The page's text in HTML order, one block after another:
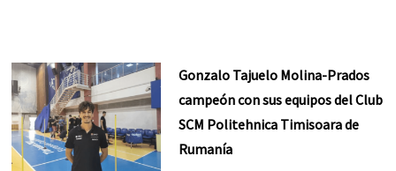
Gonzalo Tajuelo Molina-Prados
campeón con sus equipos del Club
SCM Politehnica Timisoara de
Rumanía